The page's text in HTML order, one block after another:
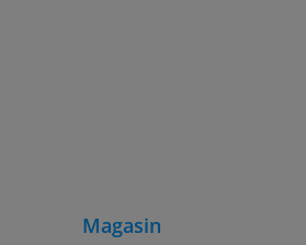
Magasin